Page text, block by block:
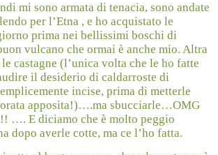
mi sono armata di tenacia, sono andate
per l’Etna , e ho acquistato le
prima nei bellissimi boschi di
vulcano che ormai è anche mio. Altra
castagne (l’unica volta che le ho fatte
il desiderio di caldarroste di
incise, prima di metterle
apposita!)….ma sbucciarle…OMG
…. E diciamo che è molto peggio
dopo averle cotte, ma ce l’ho fatta.